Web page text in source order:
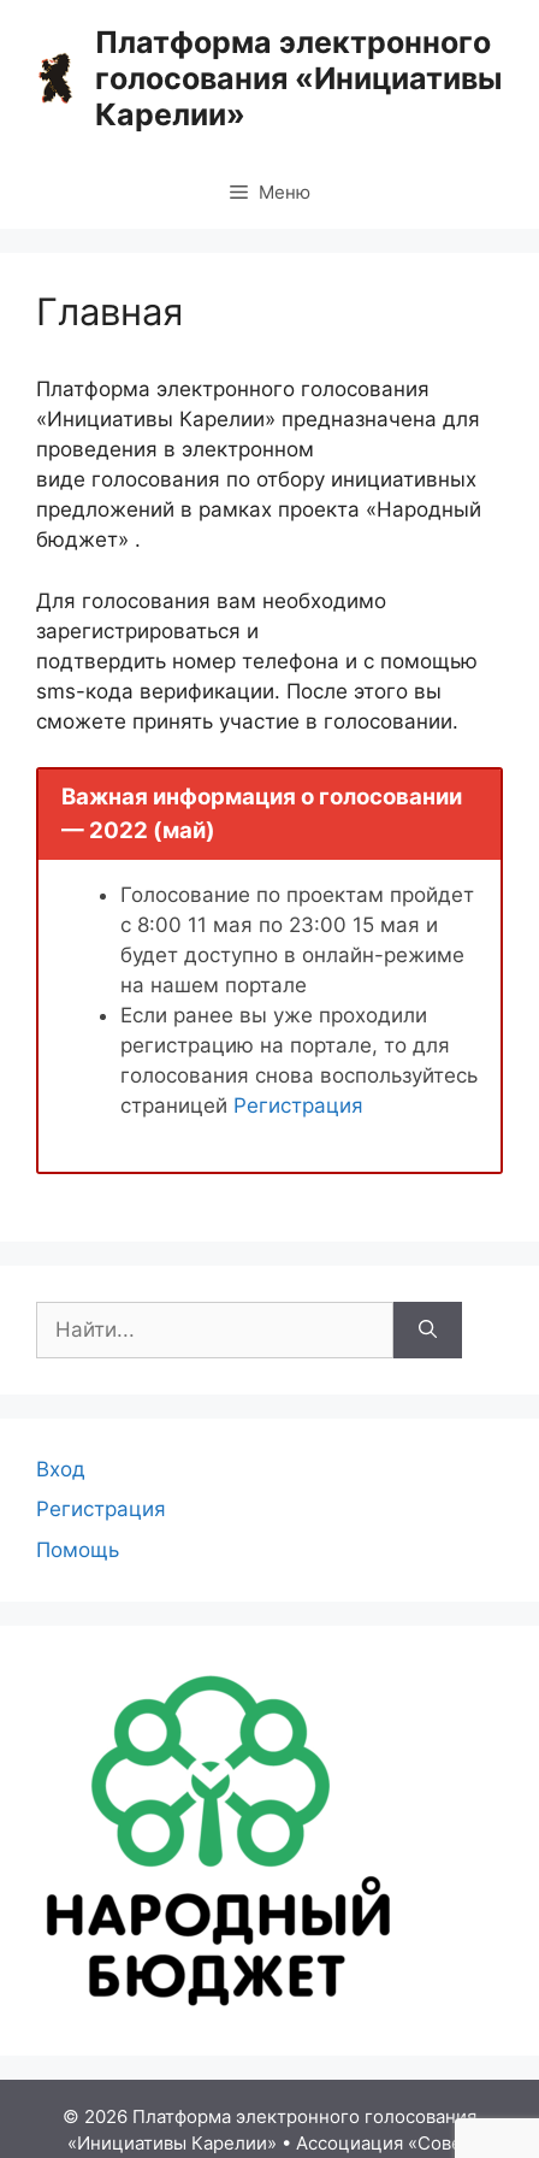
содержимому
Платформа электронного
голосования «Инициативы
Карелии»
Меню
Главная
Платформа электронного голосования
«Инициативы Карелии» предназначена для
проведения в электронном
виде голосования по отбору инициативных
предложений в рамках проекта «Народный
бюджет» .
Для голосования вам необходимо
зарегистрироваться и
подтвердить номер телефона и с помощью
sms-кода верификации. После этого вы
сможете принять участие в голосовании.
Важная информация о голосовании
— 2022 (май)
Голосование по проектам пройдет
с 8:00 11 мая по 23:00 15 мая и
будет доступно в онлайн-режиме
на нашем портале
Если ранее вы уже проходили
регистрацию на портале, то для
голосования снова воспользуйтесь
страницей Регистрация
Вход
Регистрация
Помощь
© 2026 Платформа электронного голосования
«Инициативы Карелии» • Ассоциация «Совет